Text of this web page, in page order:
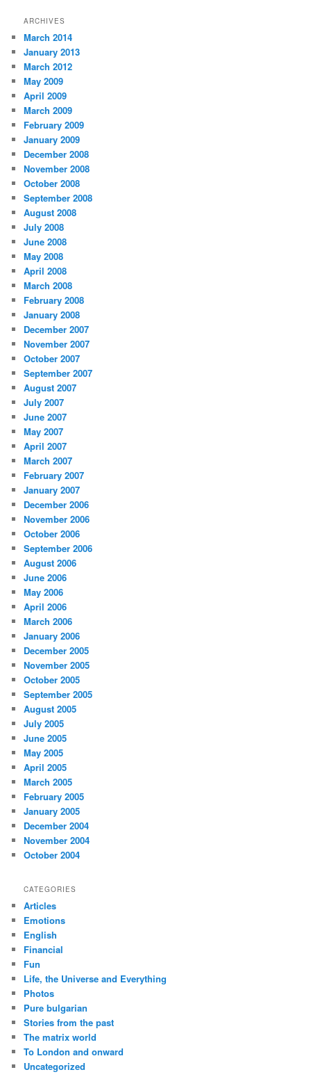
ARCHIVES
March 2014
January 2013
March 2012
May 2009
April 2009
March 2009
February 2009
January 2009
December 2008
November 2008
October 2008
September 2008
August 2008
July 2008
June 2008
May 2008
April 2008
March 2008
February 2008
January 2008
December 2007
November 2007
October 2007
September 2007
August 2007
July 2007
June 2007
May 2007
April 2007
March 2007
February 2007
January 2007
December 2006
November 2006
October 2006
September 2006
August 2006
June 2006
May 2006
April 2006
March 2006
January 2006
December 2005
November 2005
October 2005
September 2005
August 2005
July 2005
June 2005
May 2005
April 2005
March 2005
February 2005
January 2005
December 2004
November 2004
October 2004
CATEGORIES
Articles
Emotions
English
Financial
Fun
Life, the Universe and Everything
Photos
Pure bulgarian
Stories from the past
The matrix world
To London and onward
Uncategorized